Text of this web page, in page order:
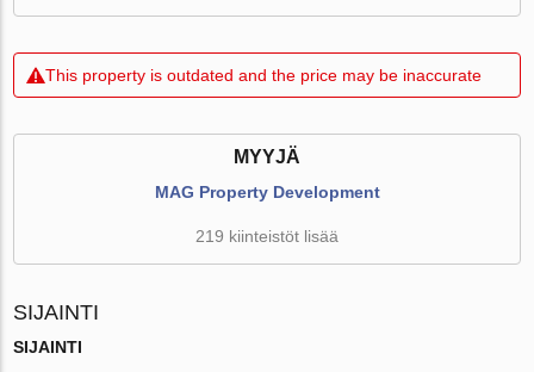
This property is outdated and the price may be inaccurate
MYYJÄ
MAG Property Development
219 kiinteistöt lisää
SIJAINTI
SIJAINTI